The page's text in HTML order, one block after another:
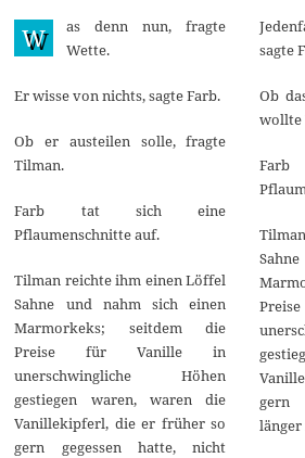
u
g
u
t
0
W
as denn nun, fragte
Wette.
Er wisse von nichts, sagte Farb.
Ob er austeilen solle, fragte
Tilman.
Farb tat sich eine
Pflaumenschnitte auf.
Tilman reichte ihm einen Löffel
Sahne und nahm sich einen
Marmorkeks; seitdem die
Preise für Vanille in
unerschwingliche Höhen
gestiegen waren, waren die
Vanillekipferl, die er früher so
gern gegessen hatte, nicht
sagte
Ob
wollte
gern